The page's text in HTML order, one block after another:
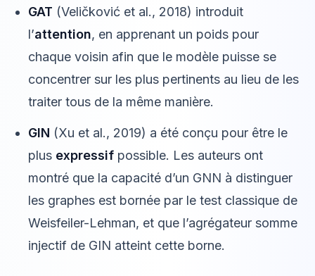
GAT (Veličković et al., 2018) introduit
l’attention, en apprenant un poids pour
chaque voisin afin que le modèle puisse se
concentrer sur les plus pertinents au lieu de les
traiter tous de la même manière.
GIN (Xu et al., 2019) a été conçu pour être le
plus expressif possible. Les auteurs ont
montré que la capacité d’un GNN à distinguer
les graphes est bornée par le test classique de
Weisfeiler-Lehman, et que l’agrégateur somme
injectif de GIN atteint cette borne.